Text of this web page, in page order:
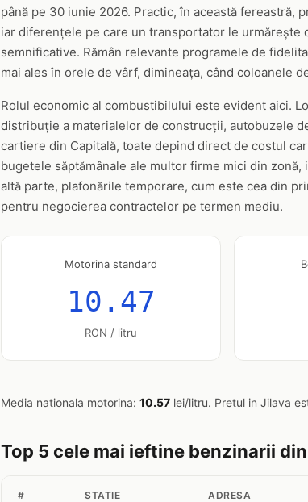
până pe 30 iunie 2026. Practic, în această
iar diferențele pe care un transportator le
semnificative. Rămân relevante programele de
mai ales în orele de vârf, dimineața, când coloanele
Rolul economic al combustibilului este evident aici.
distribuție a materialelor de construcții, autobuzele
cartiere din Capitală, toate depind direct de costul
bugetele săptămânale ale multor firme mici din
altă parte, plafonările temporare, cum este cea din
pentru negocierea contractelor pe termen mediu.
Motorina standard
10.47
RON / litru
Media nationala motorina: 10.57 lei/litru. Pretul in Jilava
Top 5 cele mai ieftine benzinarii
# STATIE ADRESA